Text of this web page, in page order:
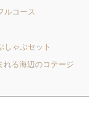
ルコース
ゃぶセット
れる海辺のコテージ